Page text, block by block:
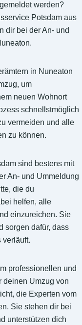
werden?
Potsdam aus
dir bei der An- und
in Nuneaton
um
neuen Wohnort
schnellstmöglich
vermeiden und alle
zu können.
sind bestens mit
An- und Ummeldung
die du
helfen, alle
einzureichen. Sie
sorgen dafür, dass
verläuft.
professionellen und
deinen Umzug von
die Experten vom
Sie stehen dir bei
unterstützen dich